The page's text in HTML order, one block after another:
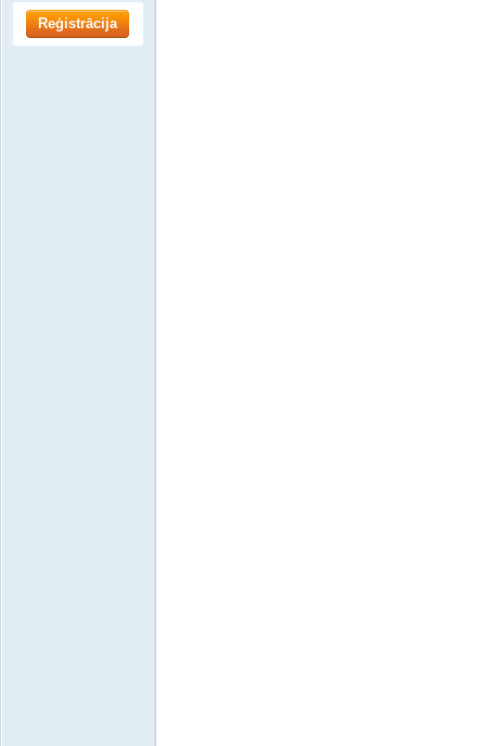
Reģistrācija